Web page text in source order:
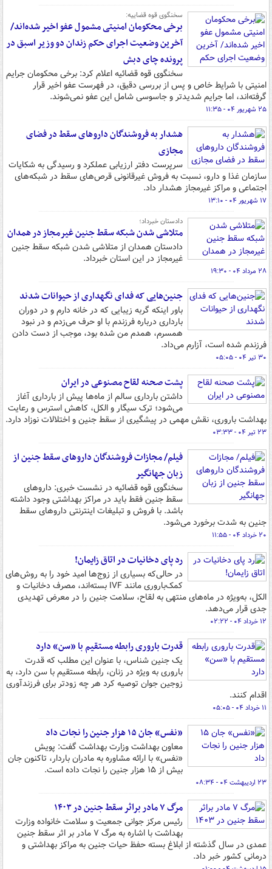
سخنگوی قوه قضاییه:
برخی محکومان امنیتی مشمول عفو اخیر شده‌اند/
آخرین وضعیت اجرای حکم زندان دو وزیر اسبق در
پرونده چای دبش
سخنگوی قوه قضائیه اعلام کرد: برخی محکومان جرایم
امنیتی با شرایط خاص و پس از بررسی دقیق، در فهرست عفو اخیر قرار
گرفته‌اند، اما جرایم شدیدتر و جاسوسی شامل این عفو نمی‌شوند.
۲۵ شهریور ۰۴ - ۱۱:۳۵
هشدار به فروشندگان داروهای سقط در فضای
مجازی
سرپرست دفتر ارزیابی عملکرد و رسیدگی به شکایات
سازمان غذا و دارو، نسبت به فروش غیرقانونی قرص‌های سقط در شبکه‌های
اجتماعی و مراکز غیرمجاز هشدار داد.
۱۷ شهریور ۰۴ - ۱۳:۱۰
دادستان خبرداد؛
متلاشی شدن شبکه سقط جنین غیرمجاز در همدان
دادستان همدان از متلاشی شدن شبکه سقط جنین
غیرمجاز در این استان خبرداد.
۲۸ مرداد ۰۴ - ۱۹:۳۰
جنین‌هایی که فدای نگهداری از حیوانات شدند
باور اینکه گربه زیبایی که در خانه دارم و در دوران
بارداری درباره فرزندم با او حرف می‌زدم و در نبود
همسرم، همدم من شده بود، موجب از دست دادن
فرزندم شده است، آزارم می‌داد.
۳۰ تیر ۰۴ - ۰۵:۰۵
پشت‌ صحنه لقاح مصنوعی در ایران
داشتن بارداری سالم از ماه‌ها پیش از بارداری آغاز
می‌شود؛ ترک سیگار و الکل، کاهش استرس و رعایت
بهداشت باروری، نقش مهمی در پیشگیری از سقط جنین و اختلالات نوزاد دارد.
۲۳ تیر ۰۴ - ۰۳:۳۳
فیلم/ مجازات فروشندگان داروهای سقط جنین از
زبان جهانگیر
سخنگوی قوه قضائیه در نشست خبری: داروهای
سقط جنین فقط باید در مراکز بهداشتی وجود داشته
باشد. با فروش و تبلیغات اینترنتی داروهای سقط
جنین به شدت برخورد می‌شود.
۲۰ خرداد ۰۴ - ۱۱:۵۵
رد پای دخانیات در اتاق زایمان!
در حالی‌که بسیاری از زوج‌ها امید خود را به روش‌های
کمک‌باروری مانند IVF بسته‌اند، مصرف دخانیات و
الکل، به‌ویژه در ماه‌های منتهی به لقاح، سلامت جنین را در معرض تهدیدی
جدی قرار می‌دهد.
۱۲ خرداد ۰۴ - ۰۲:۲۲
قدرت باروری رابطه مستقیم با «سن» دارد
یک جنین شناس، با عنوان این مطلب که قدرت
باروری به ویژه در زنان، رابطه مستقیم با سن دارد، به
زوجین جوان توصیه کرد هر چه زودتر برای فرزندآوری
اقدام کنند.
۱۱ خرداد ۰۴ - ۰۵:۰۵
«نفس» جان ۱۵ هزار جنین را نجات داد
معاون بهداشت وزارت بهداشت گفت: پویش
«نفس» با ارائه مشاوره به مادران باردار، تاکنون جان
بیش از ۱۵ هزار جنین را نجات داده است.
۲۳ اردیبهشت ۰۴ - ۰۸:۳۴
مرگ ۷ مادر براثر سقط جنین در ۱۴۰۳
رئیس مرکز جوانی جمعیت و سلامت خانواده وزارت
بهداشت با اشاره به مرگ ۷ مادر بر اثر سقط جنین
عمدی در سال گذشته از ابلاغ بسته حفظ حیات جنین به مراکز بهداشتی و
درمانی کشور خبر داد.